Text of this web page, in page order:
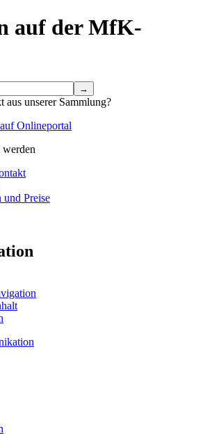
auf der MfK-
aus unserer Sammlung?
Onlineportal
werden
und Preise